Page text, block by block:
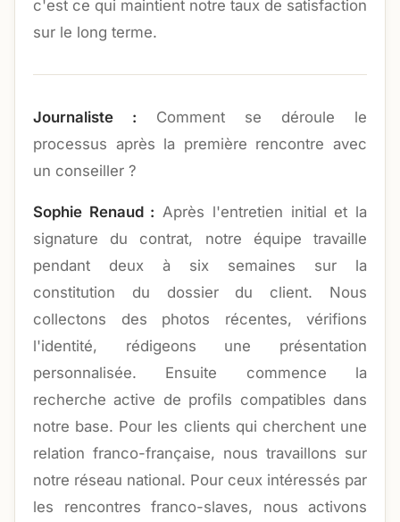
c'est ce qui maintient notre taux de satisfaction
sur le long terme.
Journaliste : Comment se déroule le
processus après la première rencontre avec
un conseiller ?
Sophie Renaud : Après l'entretien initial et la
signature du contrat, notre équipe travaille
pendant deux à six semaines sur la
constitution du dossier du client. Nous
collectons des photos récentes, vérifions
l'identité, rédigeons une présentation
personnalisée. Ensuite commence la
recherche active de profils compatibles dans
notre base. Pour les clients qui cherchent une
relation franco-française, nous travaillons sur
notre réseau national. Pour ceux intéressés par
les rencontres franco-slaves, nous activons